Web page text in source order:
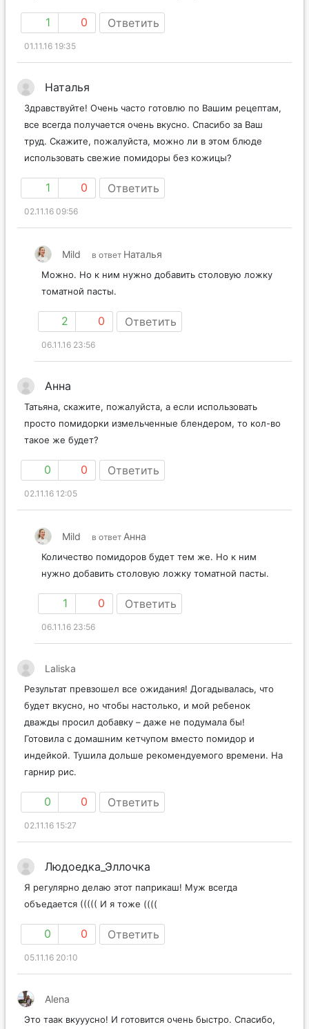
1 0 Ответить
01.11.16 19:35
Наталья
Здравствуйте! Очень часто готовлю по Вашим рецептам,
все всегда получается очень вкусно. Спасибо за Ваш
труд. Скажите, пожалуйста, можно ли в этом блюде
использовать свежие помидоры без кожицы?
1 0 Ответить
02.11.16 09:56
Mild в ответ Наталья
Можно. Но к ним нужно добавить столовую ложку
томатной пасты.
2 0 Ответить
06.11.16 23:56
Анна
Татьяна, скажите, пожалуйста, а если использовать
просто помидорки измельченные блендером, то кол-во
такое же будет?
0 0 Ответить
02.11.16 12:05
Mild в ответ Анна
Количество помидоров будет тем же. Но к ним
нужно добавить столовую ложку томатной пасты.
1 0 Ответить
06.11.16 23:56
Laliska
Результат превзошел все ожидания! Догадывалась, что
будет вкусно, но чтобы настолько, и мой ребенок
дважды просил добавку – даже не подумала бы!
Готовила с домашним кетчупом вместо помидор и
индейкой. Тушила дольше рекомендуемого времени. На
гарнир рис.
0 0 Ответить
02.11.16 15:27
Людоедка_Эллочка
Я регулярно делаю этот паприкаш! Муж всегда
объедается ((((( И я тоже ((((
0 0 Ответить
05.11.16 20:10
Alena
Это таак вкууусно! И готовится очень быстро. Спасибо,